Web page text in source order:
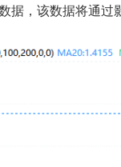
据，该数据将通过